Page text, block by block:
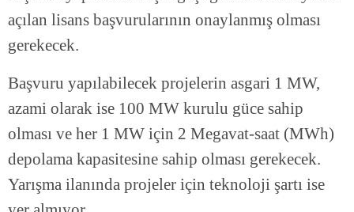
açılan lisans başvurularının onaylanmış olması
gerekecek.
Başvuru yapılabilecek projelerin asgari 1 MW,
azami olarak ise 100 MW kurulu güce sahip
olması ve her 1 MW için 2 Megavat-saat (MWh)
depolama kapasitesine sahip olması gerekecek.
Yarışma ilanında projeler için teknoloji şartı ise